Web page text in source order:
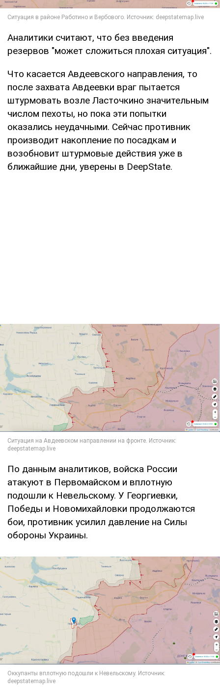
Аналитики считают, что без введения
резервов "может сложиться плохая ситуация".
Что касается Авдеевского направления, то
после захвата Авдеевки враг пытается
штурмовать возле Ласточкино значительным
числом пехоты, но пока эти попытки
оказались неудачными. Сейчас противник
производит накопление по посадкам и
возобновит штурмовые действия уже в
ближайшие дни, уверены в DeepState.
По данным аналитиков, войска России
атакуют в Первомайском и вплотную
подошли к Невельскому. У Георгиевки,
Победы и Новомихайловки продолжаются
бои, противник усилил давление на Силы
обороны Украины.